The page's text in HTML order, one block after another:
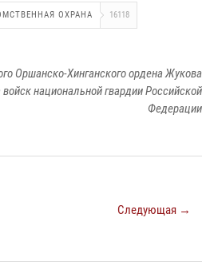
ОХРАНА 16118
Оршанско-Хинганского ордена Жукова
национальной гвардии Российской
Федерации
Следующая →